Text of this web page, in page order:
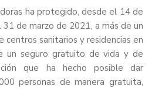
ha protegido, desde el 14 de
de marzo de 2021, a más de un
centros sanitarios y residencias en
un seguro gratuito de vida y de
que ha hecho posible dar
personas de manera gratuita,